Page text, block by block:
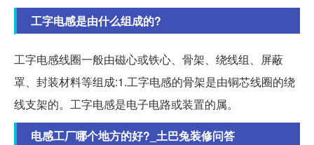
工字电感是由什么组成的?
工字电感线圈一般由磁心或铁心、骨架、绕线组、屏蔽
罩、封装材料等组成:1.工字电感的骨架是由铜芯线圈的绕
线支架的。工字电感是电子电路或装置的属。
电感工厂哪个地方的好?_土巴兔装修问答